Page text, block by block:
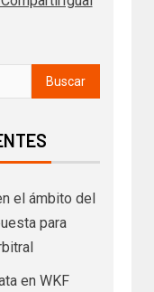
el ámbito del
para
en WKF